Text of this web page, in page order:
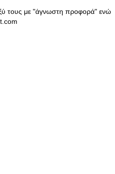
τους με "άγνωστη προφορά" ενώ